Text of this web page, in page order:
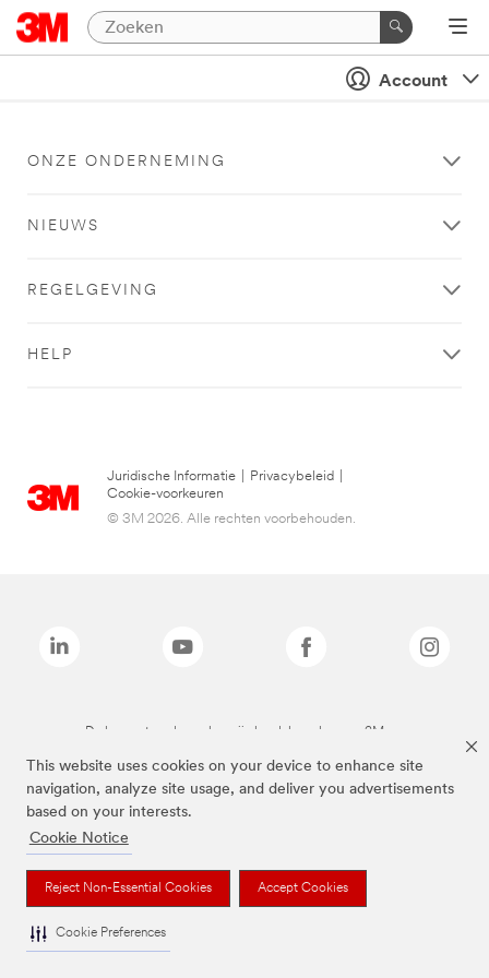
This website uses cookies on your device to enhance site
navigation, analyze site usage, and deliver you advertisements
based on your interests.
Cookie Notice
Reject Non-Essential Cookies Accept Cookies
Cookie Preferences
Account
ONZE ONDERNEMING
NIEUWS
REGELGEVING
HELP
Juridische Informatie Privacybeleid
Cookie-voorkeuren
© 3M 2026. Alle rechten voorbehouden.
De bovenstaande merken zijn handelsmerken van 3M.we